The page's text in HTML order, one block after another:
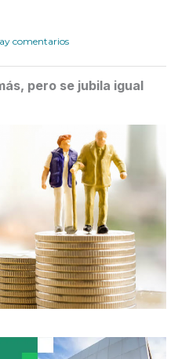
comentarios
pero se jubila igual